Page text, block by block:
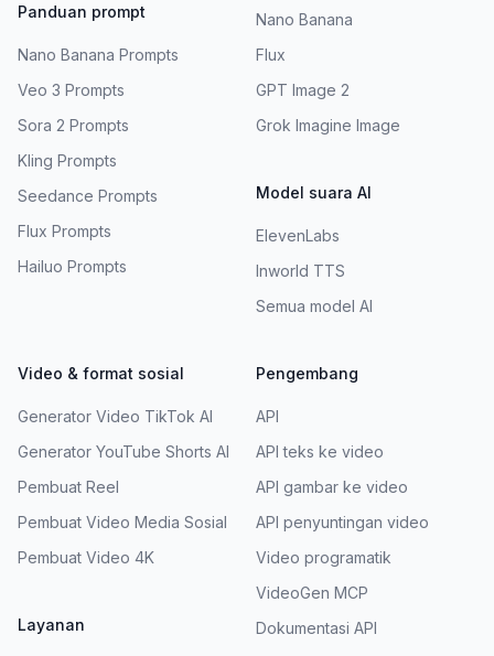
Panduan prompt
Nano Banana Prompts
Veo 3 Prompts
Sora 2 Prompts
Kling Prompts
Seedance Prompts
Flux Prompts
Hailuo Prompts
Nano Banana
Flux
GPT Image 2
Grok Imagine Image
Model suara AI
ElevenLabs
Inworld TTS
Semua model AI
Video & format sosial
Generator Video TikTok AI
Generator YouTube Shorts AI
Pembuat Reel
Pembuat Video Media Sosial
Pembuat Video 4K
Layanan
Pengembang
API
API teks ke video
API gambar ke video
API penyuntingan video
Video programatik
VideoGen MCP
Dokumentasi API